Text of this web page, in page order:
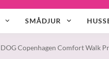
SMÅDJUR
DOG Copenhagen Comfort Walk